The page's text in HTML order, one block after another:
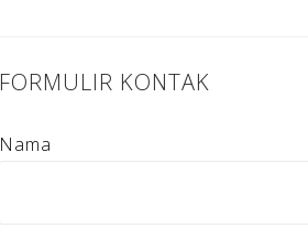
FORMULIR KONTAK
Nama